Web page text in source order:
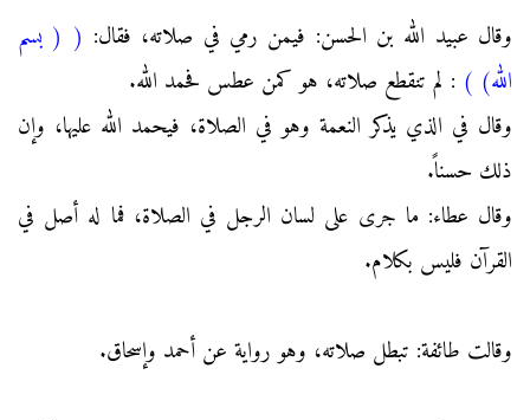
وقال عبيد الله بن الحسن: فيمن رمي في صلاته، فقال: ( ( بسم
الله) ) : لم تنقطع صلاته، هو كمن عطس فحمد الله.
وقال في الذي يذكر النعمة وهو في الصلاة، فيحمد الله عليها، وإن
ذلك حسناً.
وقال عطاء: ما جرى على لسان الرجل في الصلاة، فما له أصل في
القرآن فليس بكلام.
وقالت طائفة: تبطل صلاته، وهو رواية عن أحمد وإسحاق.